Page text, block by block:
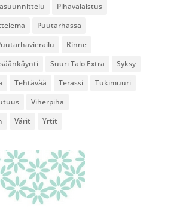
Pihavalaistus
Puutarhassa
Rinne
Suuri Talo Extra
Syksy
Tehtävää Terassi
Tukimuuri
Viherpiha
Värit Yrtit